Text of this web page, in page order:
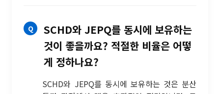
SCHD와 JEPQ를 동시에 보유하는
것이 좋을까요? 적절한 비율은 어떻
게 정하나요?
SCHD와 JEPQ를 동시에 보유하는 것은 분산